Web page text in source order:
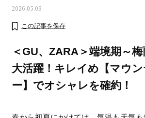
2026.05.03
この記事を保存
＜GU、ZARA＞端境期～
大活躍！キレイめ【マウ
ー】でオシャレを確約！